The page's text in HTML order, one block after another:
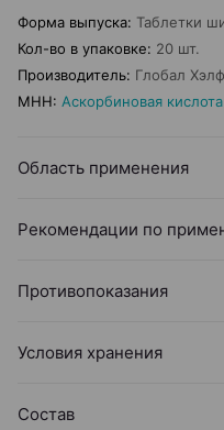
Форма выпуска: Таблетки
Кол-во в упаковке: 20 шт.
Производитель: Глобал
МНН: Аскорбиновая кислота
Область применения
Рекомендации по
Противопоказания
Условия хранения
Состав